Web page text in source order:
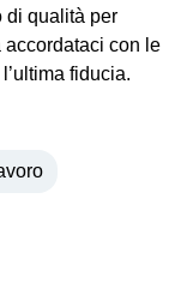
di qualità per
con le
fiducia.